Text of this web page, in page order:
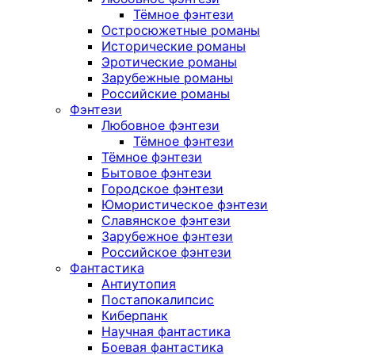
Тёмное фэнтези
Остросюжетные романы
Исторические романы
Эротические романы
Зарубежные романы
Российские романы
Фэнтези
Любовное фэнтези
Тёмное фэнтези
Тёмное фэнтези
Бытовое фэнтези
Городское фэнтези
Юмористическое фэнтези
Славянское фэнтези
Зарубежное фэнтези
Российское фэнтези
Фантастика
Антиутопия
Постапокалипсис
Киберпанк
Научная фантастика
Боевая фантастика